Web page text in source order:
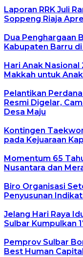
Laporan RRK Juli
Soppeng Riaja
Dua Penghargaan
Kabupaten Barru
Hari Anak
Makkah untuk
Pelantikan
Resmi Digelar,
Desa Maju
Kontingen
pada Kejuaraan
Momentum 65
Nusantara dan
Biro Organisasi
Penyusunan
Jelang Hari Raya
Sulbar Kumpulkan
Pemprov Sulbar
Best Human